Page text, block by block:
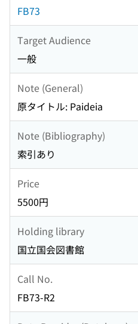
FB73
Target Audience
一般
Note (General)
原タイトル: Paideia
Note (Bibliography)
索引あり
Price
5500円
Holding library
国立国会図書館
Call No.
FB73-R2